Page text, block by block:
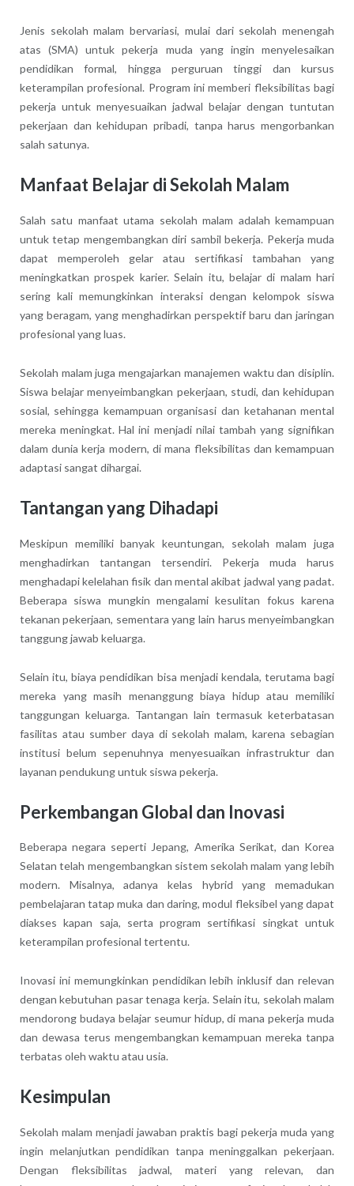
Jenis sekolah malam bervariasi, mulai dari sekolah menengah
atas (SMA) untuk pekerja muda yang ingin menyelesaikan
pendidikan formal, hingga perguruan tinggi dan kursus
keterampilan profesional. Program ini memberi fleksibilitas bagi
pekerja untuk menyesuaikan jadwal belajar dengan tuntutan
pekerjaan dan kehidupan pribadi, tanpa harus mengorbankan
salah satunya.
Manfaat Belajar di Sekolah Malam
Salah satu manfaat utama sekolah malam adalah kemampuan
untuk tetap mengembangkan diri sambil bekerja. Pekerja muda
dapat memperoleh gelar atau sertifikasi tambahan yang
meningkatkan prospek karier. Selain itu, belajar di malam hari
sering kali memungkinkan interaksi dengan kelompok siswa
yang beragam, yang menghadirkan perspektif baru dan jaringan
profesional yang luas.
Sekolah malam juga mengajarkan manajemen waktu dan disiplin.
Siswa belajar menyeimbangkan pekerjaan, studi, dan kehidupan
sosial, sehingga kemampuan organisasi dan ketahanan mental
mereka meningkat. Hal ini menjadi nilai tambah yang signifikan
dalam dunia kerja modern, di mana fleksibilitas dan kemampuan
adaptasi sangat dihargai.
Tantangan yang Dihadapi
Meskipun memiliki banyak keuntungan, sekolah malam juga
menghadirkan tantangan tersendiri. Pekerja muda harus
menghadapi kelelahan fisik dan mental akibat jadwal yang padat.
Beberapa siswa mungkin mengalami kesulitan fokus karena
tekanan pekerjaan, sementara yang lain harus menyeimbangkan
tanggung jawab keluarga.
Selain itu, biaya pendidikan bisa menjadi kendala, terutama bagi
mereka yang masih menanggung biaya hidup atau memiliki
tanggungan keluarga. Tantangan lain termasuk keterbatasan
fasilitas atau sumber daya di sekolah malam, karena sebagian
institusi belum sepenuhnya menyesuaikan infrastruktur dan
layanan pendukung untuk siswa pekerja.
Perkembangan Global dan Inovasi
Beberapa negara seperti Jepang, Amerika Serikat, dan Korea
Selatan telah mengembangkan sistem sekolah malam yang lebih
modern. Misalnya, adanya kelas hybrid yang memadukan
pembelajaran tatap muka dan daring, modul fleksibel yang dapat
diakses kapan saja, serta program sertifikasi singkat untuk
keterampilan profesional tertentu.
Inovasi ini memungkinkan pendidikan lebih inklusif dan relevan
dengan kebutuhan pasar tenaga kerja. Selain itu, sekolah malam
mendorong budaya belajar seumur hidup, di mana pekerja muda
dan dewasa terus mengembangkan kemampuan mereka tanpa
terbatas oleh waktu atau usia.
Kesimpulan
Sekolah malam menjadi jawaban praktis bagi pekerja muda yang
ingin melanjutkan pendidikan tanpa meninggalkan pekerjaan.
Dengan fleksibilitas jadwal, materi yang relevan, dan